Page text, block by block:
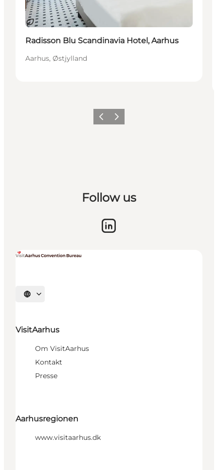
Bæredygtige oplevelser
Radisson Blu Scandinavia Hotel, Aarhus
Aarhus, Østjylland
ForrigeNæste
Follow us
Vælg sprog
VisitAarhus
Om VisitAarhus
Kontakt
Presse
Aarhusregionen
www.visitaarhus.dk